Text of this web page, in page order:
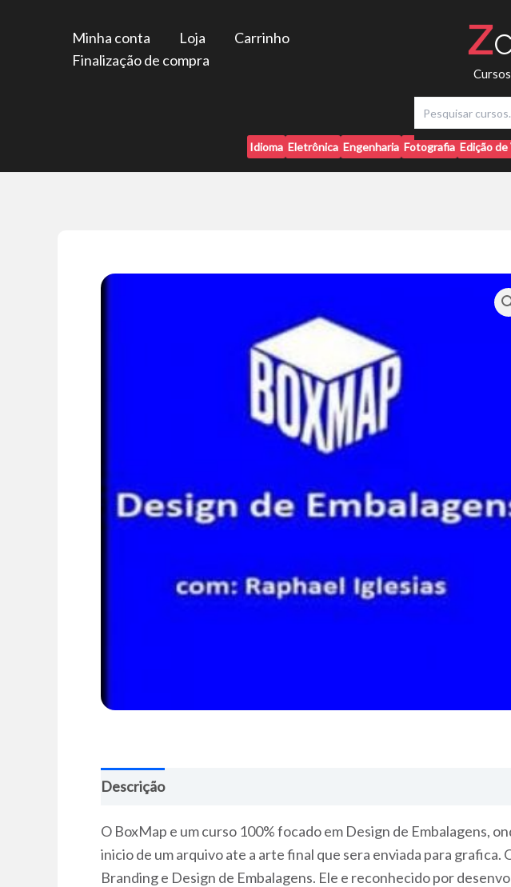
Minha conta Loja
Carrinho
Finalização de compra
Z
Idioma Eletrônica Engenharia Fotografia Edição
Descrição
O BoxMap e um curso 100% focado em Design de Embalagens,
inicio de um arquivo ate a arte final que sera enviada para
Branding e Design de Embalagens. Ele e reconhecido por